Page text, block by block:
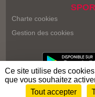
Charte cookies
Gestion des cookies
Envie de participer ?
Ce site utilise des
que vous souhaitez
Tout accepter